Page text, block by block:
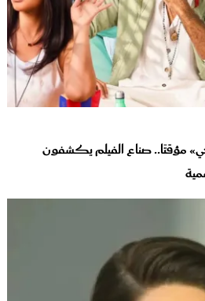
مؤقتًا.. صناع الفيلم يكشفون